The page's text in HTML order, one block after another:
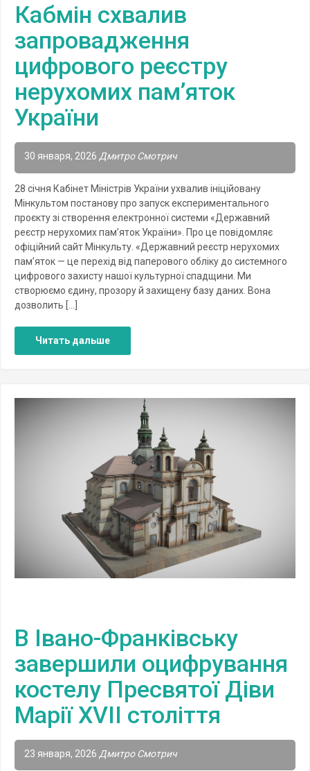
Кабмін схвалив
запровадження
цифрового реєстру
нерухомих пам’яток
України
30 января, 2026 Дмитро Смотрич
28 січня Кабінет Міністрів України ухвалив ініційовану
Мінкультом постанову про запуск експериментального
проєкту зі створення електронної системи «Державний
реєстр нерухомих пам’яток України». Про це повідомляє
офіційний сайт Мінкульту. «Державний реєстр нерухомих
пам’яток — це перехід від паперового обліку до системного
цифрового захисту нашої культурної спадщини. Ми
створюємо єдину, прозору й захищену базу даних. Вона
дозволить […]
Читать дальше
В Івано-Франківську
завершили оцифрування
костелу Пресвятої Діви
Марії XVII століття
23 января, 2026 Дмитро Смотрич